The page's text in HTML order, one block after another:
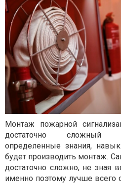
Монтаж пожарной
достаточно сложный
определенные знания,
будет производить монтаж.
достаточно сложно, не зная
именно поэтому лучше всего